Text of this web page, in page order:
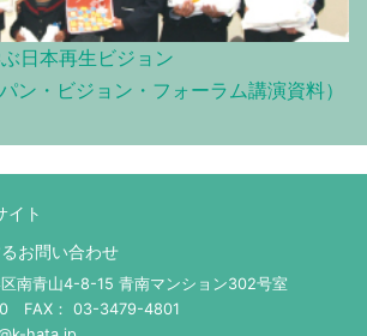
日本再生ビジョン
ン・ビジョン・フォーラム講演資料）
イト
お問い合わせ
南青山4-8-15 青南マンション302号室
FAX： 03-3479-4801